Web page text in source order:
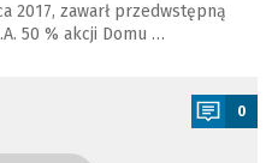
2017, zawarł przedwstępną
50 % akcji Domu …
0